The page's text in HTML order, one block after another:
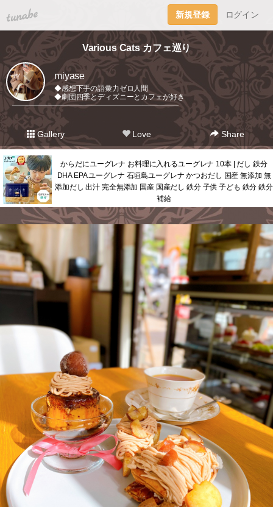
tuna.be 新規登録 ログイン
Various Cats カフェ巡り
miyase
◆感想下手の語彙力ゼロ人間
◆劇団四季とディズニーとカフェが好き
━━━━━━━━━━━━━━━━━━━━━━━
Gallery Love Share
からだにユーグレナ お料理に入れるユーグレナ 10本 | だし 鉄分
DHA EPA ユーグレナ 石垣島ユーグレナ かつおだし 国産 無添加 無
添加だし 出汁 完全無添加 国産 国産だし 鉄分 子供 子ども 鉄分 鉄分
補給